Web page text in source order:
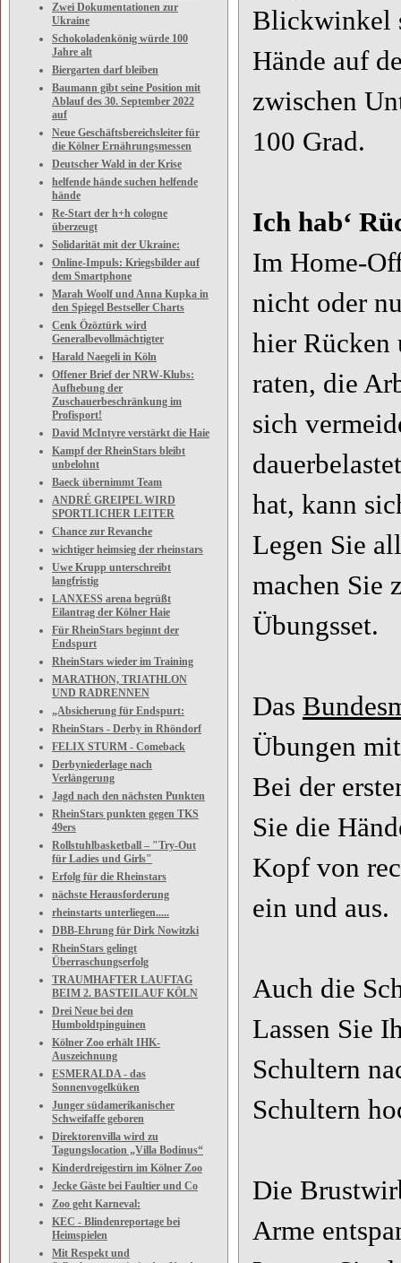
Zwei Dokumentationen zur
Ukraine
Schokoladenkönig würde 100
Jahre alt
Biergarten darf bleiben
Baumann gibt seine Position mit
Ablauf des 30. September 2022
auf
Neue Geschäftsbereichsleiter für
die Kölner Ernährungsmessen
Deutscher Wald in der Krise
helfende hände suchen helfende
hände
Re-Start der h+h cologne
überzeugt
Solidarität mit der Ukraine:
Online-Impuls: Kriegsbilder auf
dem Smartphone
Marah Woolf und Anna Kupka in
den Spiegel Bestseller Charts
Cenk Özöztürk wird
Generalbevollmächtigter
Harald Naegeli in Köln
Offener Brief der NRW-Klubs:
Aufhebung der
Zuschauerbeschränkung im
Profisport!
David McIntyre verstärkt die Haie
Kampf der RheinStars bleibt
unbelohnt
Baeck übernimmt Team
ANDRÉ GREIPEL WIRD
SPORTLICHER LEITER
Chance zur Revanche
wichtiger heimsieg der rheinstars
Uwe Krupp unterschreibt
langfristig
LANXESS arena begrüßt
Eilantrag der Kölner Haie
Für RheinStars beginnt der
Endspurt
RheinStars wieder im Training
MARATHON, TRIATHLON
UND RADRENNEN
„Absicherung für Endspurt:
RheinStars - Derby in Rhöndorf
FELIX STURM - Comeback
Derbyniederlage nach
Verlängerung
Jagd nach den nächsten Punkten
RheinStars punkten gegen TKS
49ers
Rollstuhlbasketball – "Try-Out
für Ladies und Girls"
Erfolg für die Rheinstars
nächste Herausforderung
rheinstarts unterliegen.....
DBB-Ehrung für Dirk Nowitzki
RheinStars gelingt
Überraschungserfolg
TRAUMHAFTER LAUFTAG
BEIM 2. BASTEILAUF KÖLN
Drei Neue bei den
Humboldtpinguinen
Kölner Zoo erhält IHK-
Auszeichnung
ESMERALDA - das
Sonnenvogelküken
Junger südamerikanischer
Schweifaffe geboren
Direktorenvilla wird zu
Tagungslocation „Villa Bodinus“
Kinderdreigestirn im Kölner Zoo
Jecke Gäste bei Faultier und Co
Zoo geht Karneval:
KEC - Blindenreportage bei
Heimspielen
Mit Respekt und
Blickwinkel
Hände auf
zwischen
100 Grad.
Ich hab‘
Im Home-
nicht oder
hier Rücken
raten, die
sich
hat, kann
Legen Sie
machen Sie
Übungsset.
Das
Übungen
Bei der
Sie die
Kopf von
ein und aus.
Auch die
Lassen Sie
Schultern
Schultern
Die
Arme